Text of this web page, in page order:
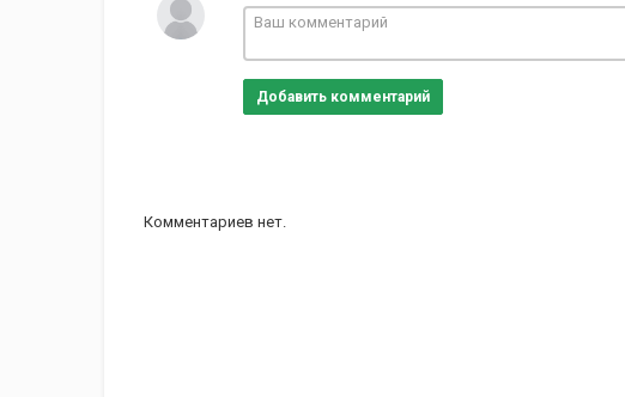
Добавить комментарий
Комментариев нет.